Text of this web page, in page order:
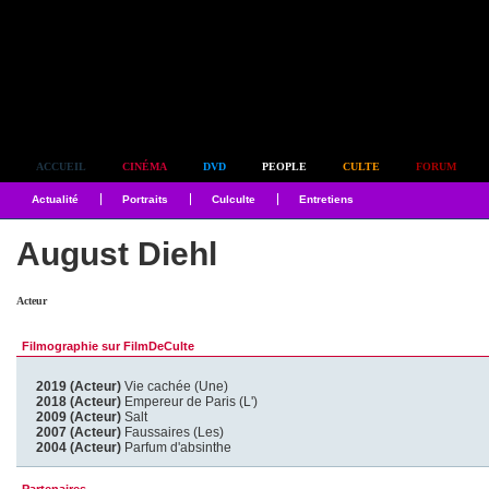
ACCUEIL CINÉMA DVD PEOPLE CULTE FORUM
Actualité Portraits Culculte Entretiens
August Diehl
Acteur
Filmographie sur FilmDeCulte
2019 (Acteur) Vie cachée (Une)
2018 (Acteur) Empereur de Paris (L')
2009 (Acteur) Salt
2007 (Acteur) Faussaires (Les)
2004 (Acteur) Parfum d'absinthe